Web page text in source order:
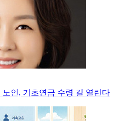
인, 기초연금 수령 길 열린다